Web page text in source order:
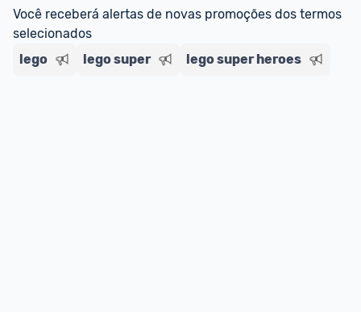
Você receberá alertas de novas promoções dos termos
selecionados
lego
lego super lego super heroes